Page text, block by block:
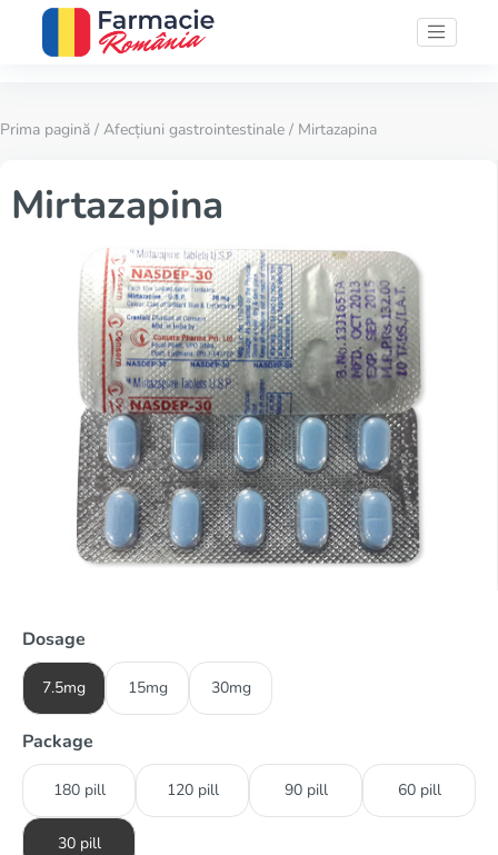
Prima pagină / Afecțiuni gastrointestinale / Mirtazapina
Mirtazapina
Dosage
7.5mg 15mg 30mg
Package
180 pill 120 pill 90 pill 60 pill
30 pill